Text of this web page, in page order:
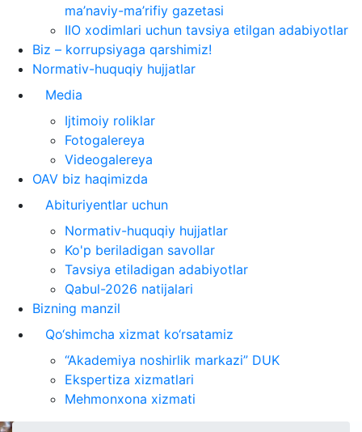
ma’naviy-ma’rifiy gazetasi
IIO xodimlari uchun tavsiya etilgan adabiyotlar
Biz – korrupsiyaga qarshimiz!
Normativ-huquqiy hujjatlar
Media
Ijtimoiy roliklar
Fotogalereya
Videogalereya
OAV biz haqimizda
Abituriyentlar uchun
Normativ-huquqiy hujjatlar
Ko'p beriladigan savollar
Tavsiya etiladigan adabiyotlar
Qabul-2026 natijalari
Bizning manzil
Qo‘shimcha xizmat ko‘rsatamiz
“Akademiya noshirlik markazi” DUK
Ekspertiza xizmatlari
Mehmonxona xizmati